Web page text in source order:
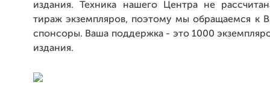
издания. Техника нашего Центра не
тираж экземпляров, поэтому мы обращаемся к
спонсоры. Ваша поддержка - это 1000
издания.